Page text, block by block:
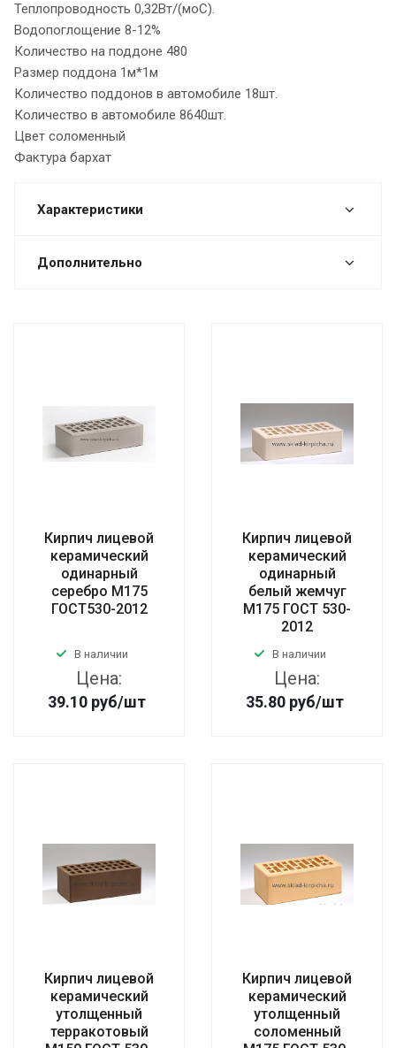
Теплопроводность 0,32Вт/(моС).
Водопоглощение 8-12%
Количество на поддоне 480
Размер поддона 1м*1м
Количество поддонов в автомобиле 18шт.
Количество в автомобиле 8640шт.
Цвет соломенный
Фактура бархат
Характеристики
Дополнительно
Кирпич лицевой
керамический
одинарный
серебро М175
ГОСТ530-2012
В наличии
Цена:
39.10 руб/шт
Кирпич лицевой
керамический
одинарный
белый жемчуг
М175 ГОСТ 530-
2012
В наличии
Цена:
35.80 руб/шт
Кирпич лицевой
керамический
утолщенный
терракотовый
Кирпич лицевой
керамический
утолщенный
соломенный